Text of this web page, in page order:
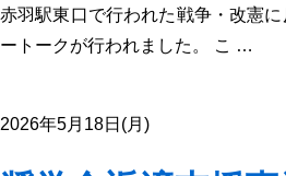
赤羽駅東口で行われた戦争・改憲
ートークが行われました。 こ …
2026年5月18日(月)